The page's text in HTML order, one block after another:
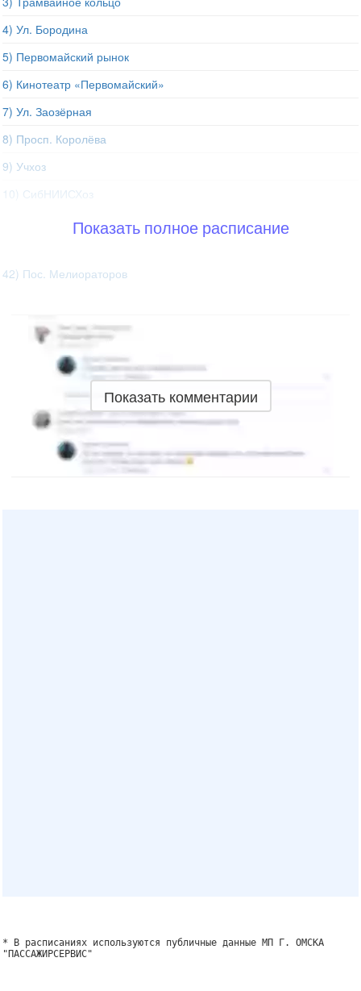
4) Ул. Бородина
5) Первомайский рынок
6) Кинотеатр «Первомайский»
7) Ул. Заозёрная
8) Просп. Королёва
9) Учхоз
10) СибНИИСХоз
Показать полное расписание
42) Пос. Мелиораторов
Показать комментарии
* В расписаниях используются публичные данные МП Г. ОМСКА
"ПАССАЖИРСЕРВИС"